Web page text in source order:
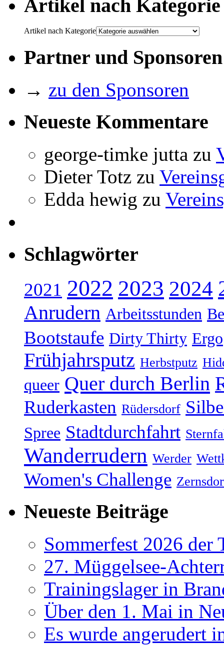
Artikel nach Kategorie
Artikel nach Kategorie
Partner und Sponsoren
→ zu den Sponsoren
Neueste Kommentare
george-timke jutta zu
Dieter Totz zu
Edda hewig zu
Schlagwörter
2021 2022 2023 2024
Anrudern Arbeitsstunden
Bootstaufe Dirty Thirty Ergo
Frühjahrsputz Herbstputz
queer Quer durch Berlin
Ruderkasten Rüdersdorf
Spree Stadtdurchfahrt
Wanderrudern Werder
Women's Challenge
Neueste Beiträge
Sommerfest 2026 der
27. Müggelsee-
Trainingslager in
Über den 1. Mai in
Es wurde angerudert